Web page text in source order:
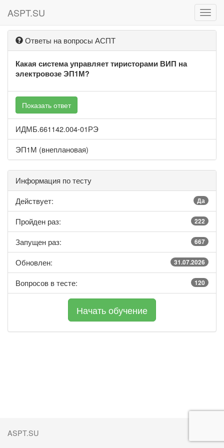
ASPT.SU
Ответы на вопросы АСПТ
Какая система управляет тиристорами ВИП на
электровозе ЭП1М?
Показать ответ
ИДМБ.661142.004-01РЭ
ЭП1М (внеплановая)
Информация по тесту
Действует:
Да
Пройден раз: 222
Запущен раз: 667
Обновлен: 31.07.2026
Вопросов в тесте: 120
ASPT.SU